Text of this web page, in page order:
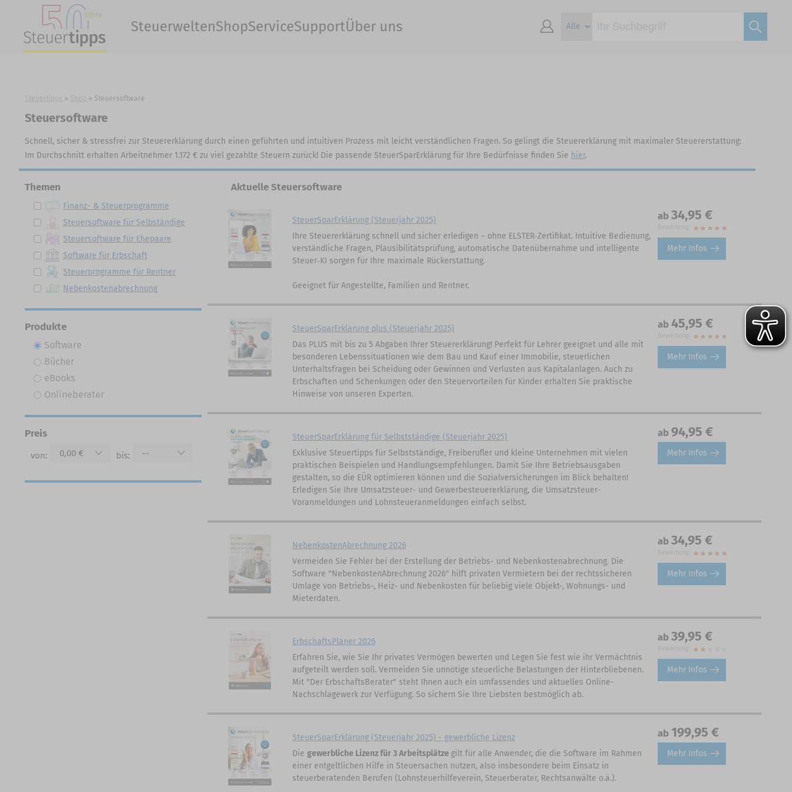
SteuerweltenShopServiceSupportÜber uns
Steuersoftware
Steuersoftware
Schnell, sicher & stressfrei zur Steuererklärung durch einen geführten und intuitiven Prozess mit leicht verständlichen Fragen. So gelingt die Steuererklärung mit maximaler Steuererstattung:
Im Durchschnitt erhalten Arbeitnehmer 1.172 € zu viel gezahlte Steuern zurück! Die passende SteuerSparErklärung für Ihre Bedürfnisse finden Sie hier.
Themen
Finanz- & Steuerprogramme
Steuersoftware für Selbständige
Steuersoftware für Ehepaare
Software für Erbschaft
Steuerprogramme für Rentner
Nebenkostenabrechnung
Produkte
Software
Bücher
eBooks
Onlineberater
Preis
von: 0,00 € bis: --
Aktuelle Steuersoftware
SteuerSparErklärung (Steuerjahr 2025)
Ihre Steuererklärung schnell und sicher erledigen – ohne ELSTER‑Zertifikat. Intuitive Bedienung,
verständliche Fragen, Plausibilitätsprüfung, automatische Datenübernahme und intelligente
Steuer‑KI sorgen für Ihre maximale Rückerstattung.
Geeignet für Angestellte, Familien und Rentner.
ab 34,95 €
Mehr Infos
SteuerSparErklärung plus (Steuerjahr 2025)
Das PLUS mit bis zu 5 Abgaben Ihrer Steuererklärung! Perfekt für Lehrer geeignet und alle mit
besonderen Lebenssituationen wie dem Bau und Kauf einer Immobilie, steuerlichen
Unterhaltsfragen bei Scheidung oder Gewinnen und Verlusten aus Kapitalanlagen. Auch zu
Erbschaften und Schenkungen oder den Steuervorteilen für Kinder erhalten Sie praktische
Hinweise von unseren Experten.
ab 45,95 €
Mehr Infos
SteuerSparErklärung für Selbstständige (Steuerjahr 2025)
Exklusive Steuertipps für Selbstständige, Freiberufler und kleine Unternehmen mit vielen
praktischen Beispielen und Handlungsempfehlungen. Damit Sie Ihre Betriebsausgaben
gestalten, so die EÜR optimieren können und die Sozialversicherungen im Blick behalten!
Erledigen Sie Ihre Umsatzsteuer- und Gewerbesteuererklärung, die Umsatzsteuer-
Voranmeldungen und Lohnsteueranmeldungen einfach selbst.
ab 94,95 €
Mehr Infos
NebenkostenAbrechnung 2026
Vermeiden Sie Fehler bei der Erstellung der Betriebs- und Nebenkostenabrechnung. Die
Software "NebenkostenAbrechnung 2026" hilft privaten Vermietern bei der rechtssicheren
Umlage von Betriebs-, Heiz- und Nebenkosten für beliebig viele Objekt-, Wohnungs- und
Mieterdaten.
ab 34,95 €
Mehr Infos
ErbschaftsPlaner 2026
Erfahren Sie, wie Sie Ihr privates Vermögen bewerten und Legen Sie fest wie ihr Vermächtnis
aufgeteilt werden soll. Vermeiden Sie unnötige steuerliche Belastungen der Hinterbliebenen.
Mit "Der ErbschaftsBerater" steht Ihnen auch ein umfassendes und aktuelles Online-
Nachschlagewerk zur Verfügung. So sichern Sie Ihre Liebsten bestmöglich ab.
ab 39,95 €
Mehr Infos
SteuerSparErklärung (Steuerjahr 2025) - gewerbliche Lizenz
Die gewerbliche Lizenz für 3 Arbeitsplätze gilt für alle Anwender, die die Software im Rahmen
einer entgeltlichen Hilfe in Steuersachen nutzen, also insbesondere beim Einsatz in
steuerberatenden Berufen (Lohnsteuerhilfeverein, Steuerberater, Rechtsanwälte o.ä.).
ab 199,95 €
Mehr Infos